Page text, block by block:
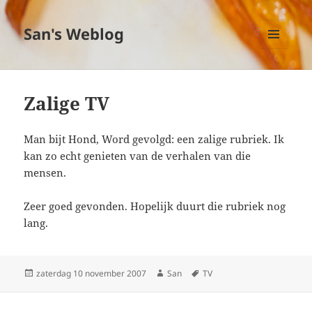
San's Weblog
MENU
EN
Zalige TV
Man bijt Hond, Word gevolgd: een zalige rubriek. Ik
kan zo echt genieten van de verhalen van die
mensen.
Zeer goed gevonden. Hopelijk duurt die rubriek nog
lang.
Geplaatst
zaterdag 10 november 2007 Auteur
San Tags
TV